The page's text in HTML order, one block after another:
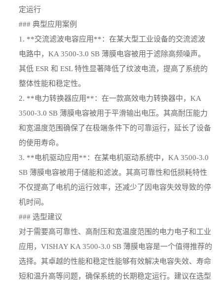
定运行
### 典型应用案例
1. **交流滤波电容应用**：在某大型工业设备的交流滤波
电路中，KA 3500-3.0 SB 薄膜电容被用于滤除高频噪声。
其低 ESR 和 ESL 特性显著降低了纹波电流，提高了系统的
整体性能和稳定性。
2. **电力转换器应用**：在一款高效电力转换器中，KA
3500-3.0 SB 薄膜电容被用于平滑输出电压。其高耐压能力
和宽温度范围确保了在极端条件下的可靠运行，延长了设备
的使用寿命。
3. **电机驱动应用**：在某电机驱动系统中，KA 3500-3.0
SB 薄膜电容被用于储能和滤波。其高可靠性和低损耗特性
不仅提高了电机的运行效率，还减少了因电容失效导致的停
机时间。
### 选型建议
对于需要高可靠性、高耐压和宽温度范围的电力电子和工业
应用，VISHAY KA 3500-3.0 SB 薄膜电容是一个值得推荐的
选择。其卓越的性能和稳定性能够有效解决电容失效、寿命
短和温升高等问题，确保系统的长期稳定运行。建议在选型